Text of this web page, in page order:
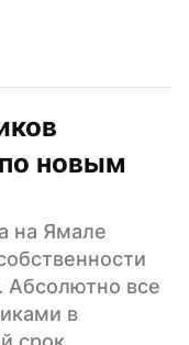
новым
на Ямале
Абсолютно все
в